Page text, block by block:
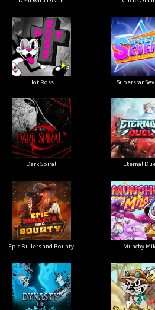
Hot Ross Superstar
Dark Spiral Eternal
Epic Bullets and Bounty Munchy